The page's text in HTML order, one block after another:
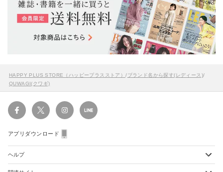
HAPPY PLUS STORE（ハッピープラスストア）/ブランド名から探す(レディース)/
QUWAGI(クワギ)
アプリダウンロード
ヘルプ